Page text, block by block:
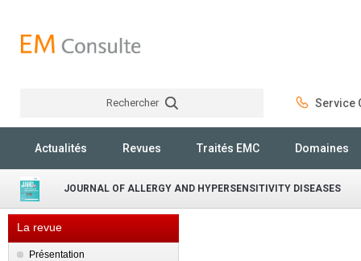
Rechercher Service
Actualités Revues Traités EMC Domaines
JOURNAL OF ALLERGY AND HYPERSENSITIVITY DISEASES
La revue
Présentation